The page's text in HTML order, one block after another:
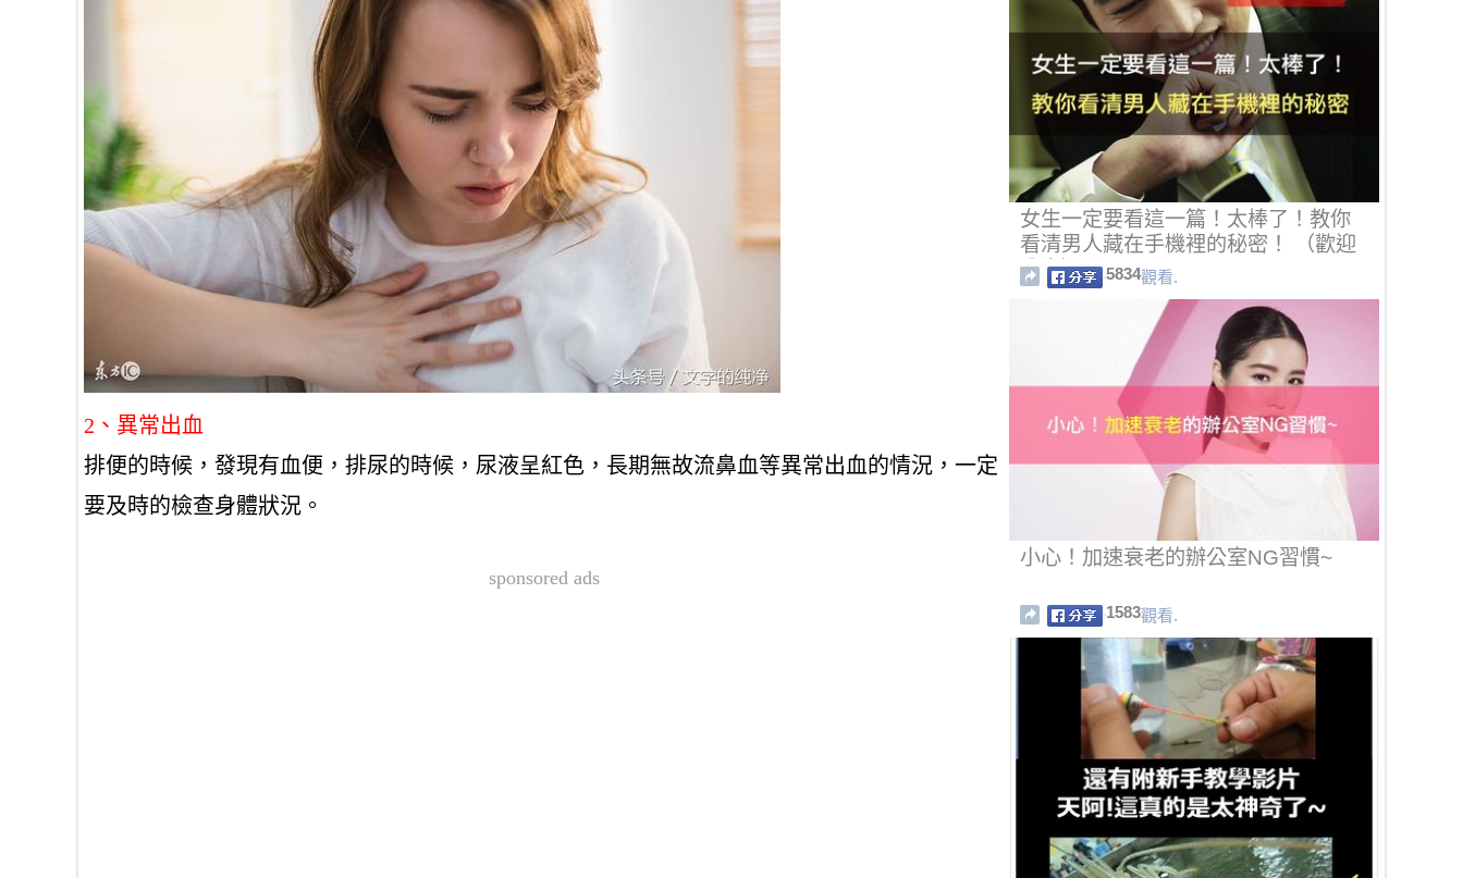
2、異常出血
排便的時候，發現有血便，排尿的時候，尿液呈紅色，長期無故流鼻血等異常出血的情況，一定
要及時的檢查身體狀況。
sponsored ads
女生一定要看這一篇！太棒了！教你
看清男人藏在手機裡的秘密！ （歡迎
分享） ...5834觀看.
小心！加速衰老的辦公室NG習慣~
1583觀看.